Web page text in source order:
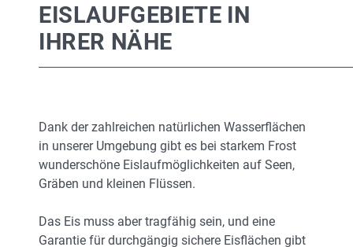
EISLAUFGEBIETE IN
IHRER NÄHE
Dank der zahlreichen natürlichen Wasserflächen
in unserer Umgebung gibt es bei starkem Frost
wunderschöne Eislaufmöglichkeiten auf Seen,
Gräben und kleinen Flüssen.
Das Eis muss aber tragfähig sein, und eine
Garantie für durchgängig sichere Eisflächen gibt